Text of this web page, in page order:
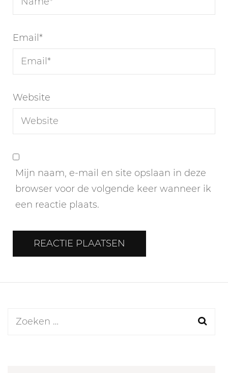
Email*
Website
Mijn naam, e-mail en site opslaan in deze
browser voor de volgende keer wanneer ik
een reactie plaats.
Zoeken